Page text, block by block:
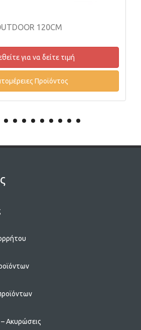
120CM
για να δείτε τιμή
Προϊόντος
Aκυρώσεις